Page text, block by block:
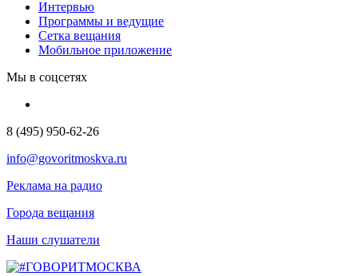
Интервью
Программы и ведущие
Сетка вещания
Мобильное приложение
Мы в соцсетях
8 (495) 950-62-26
info@govoritmoskva.ru
Реклама на радио
Города вещания
Наши слушатели